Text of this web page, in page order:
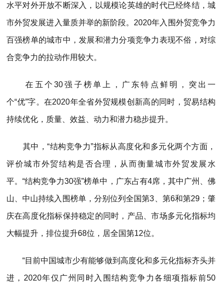
水平对外开放不断深入，以规模论英雄的时代已经终结，城
市外贸发展进入量质并举的新阶段。2020年入围外贸竞争力
百强榜单的城市中，发展和潜力分项竞争力表现不俗，对综
合竞争力的拉动作用较大。
在五个30强子榜单上，广东特点鲜明，突出一
个“优”字。在2020年全省外贸规模创新高的同时，贸易结构
持续优化，质量、效益、动力和潜力稳步提升。
其中，“结构竞争力”指标从高度化和多元化两个方面，
评价城市外贸结构是否合理，从而衡量城市外贸发展水
平。“结构竞争力30强”榜单中，广东占有4席，其中广州、佛
山、中山持续入围榜单，分别位列全国第3、第6和第29；肇
庆在高度化指标保持稳定的同时，产品、市场多元化指标均
大幅提升，排位提升68位，居全国第12位。
“目前中国城市少有能够做到高度化和多元化指标齐头并
进，2020年仅广州同时入围结构竞争力各细项指标前50